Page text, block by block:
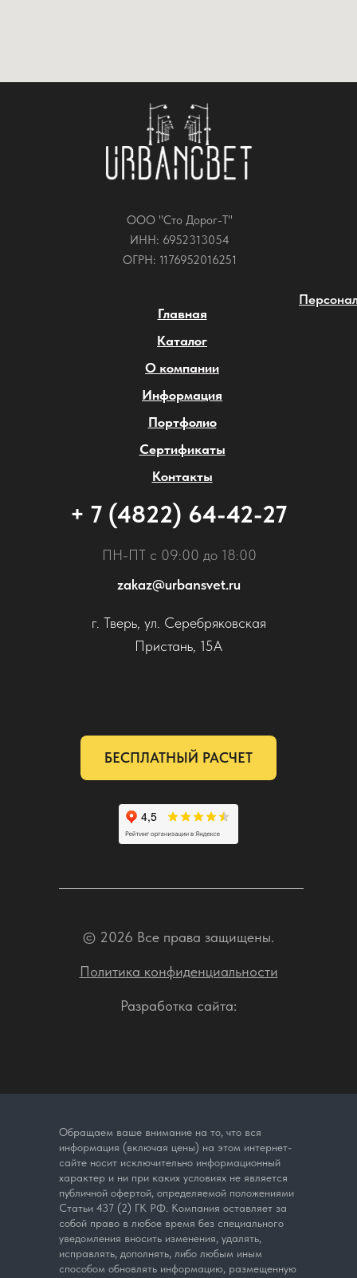
ООО "Сто Дорог-Т"
ИНН: 6952313054
ОГРН: 1176952016251
Главная
Каталог
О компании
Информация
Портфолио
Сертификаты
Контакты
ПН-ПТ с 09:00 до 18:00
г. Тверь, ул. Серебряковская
Пристань, 15А
БЕСПЛАТНЫЙ РАСЧЕТ
© 2026 Все права защищены.
Разработка сайта:
Политика конфиденциальности
+ 7 (4822) 64-42-27
zakaz@urbansvet.ru
Обращаем ваше внимание на то, что вся
информация (включая цены) на этом интернет-
сайте носит исключительно информационный
характер и ни при каких условиях не является
публичной офертой, определяемой положениями
Статьи 437 (2) ГК РФ. Компания оставляет за
собой право в любое время без специального
уведомления вносить изменения, удалять,
исправлять, дополнять, либо любым иным
способом обновлять информацию, размещенную